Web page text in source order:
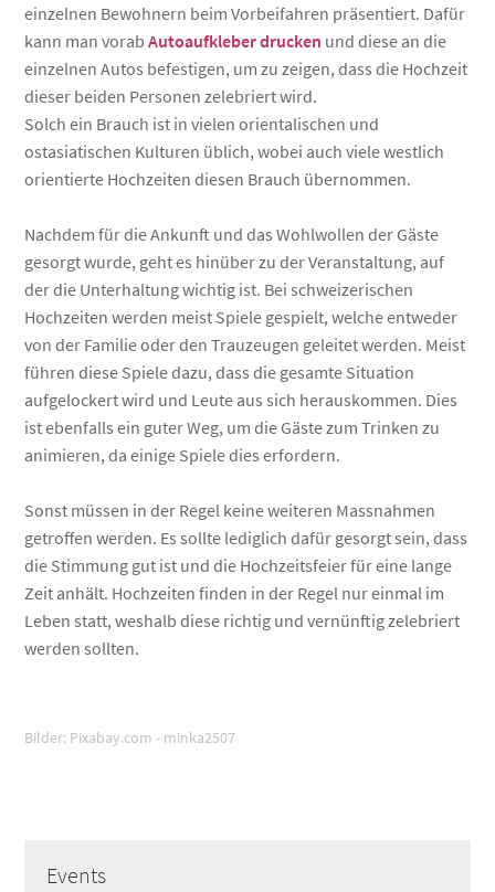
einzelnen Bewohnern beim Vorbeifahren präsentiert. Dafür
kann man vorabAutoaufkleber drucken und diese an die
einzelnen Autos befestigen, um zu zeigen, dass die Hochzeit
dieser beiden Personen zelebriert wird.
Solch ein Brauch ist in vielen orientalischen und
ostasiatischen Kulturen üblich, wobei auch viele westlich
orientierte Hochzeiten diesen Brauch übernommen.
Nachdem für die Ankunft und das Wohlwollen der Gäste
gesorgt wurde, geht es hinüber zu der Veranstaltung, auf
der die Unterhaltung wichtig ist. Bei schweizerischen
Hochzeiten werden meist Spiele gespielt, welche entweder
von der Familie oder den Trauzeugen geleitet werden. Meist
führen diese Spiele dazu, dass die gesamte Situation
aufgelockert wird und Leute aus sich herauskommen. Dies
ist ebenfalls ein guter Weg, um die Gäste zum Trinken zu
animieren, da einige Spiele dies erfordern.
Sonst müssen in der Regel keine weiteren Massnahmen
getroffen werden. Es sollte lediglich dafür gesorgt sein, dass
die Stimmung gut ist und die Hochzeitsfeier für eine lange
Zeit anhält. Hochzeiten finden in der Regel nur einmal im
Leben statt, weshalb diese richtig und vernünftig zelebriert
werden sollten.
Bilder: Pixabay.com - minka2507
Events